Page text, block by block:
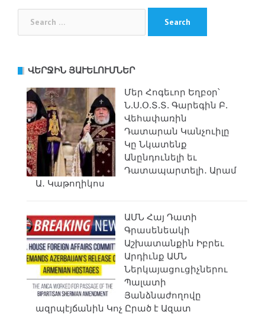
ՎԵՐՋԻՆ ՅԱՒԵԼՈՒՄՆԵՐ
Մեր Հոգեւոր Եղբօր՝
Ն.Ս.Օ.Տ.Տ. Գարեգին Բ.
Վեհափառին
Դատարան Կանչուիլը
Կը Նկատենք
Անընդունելի եւ
Դատապարտելի․ Արամ
Ա․ Կաթողիկոս
ԱՄՆ Հայ Դատի
Գրասենեակի
Աշխատանքին Իբրեւ
Արդիւնք ԱՄՆ
Ներկայացուցիչներու
Պալատի
Յանձնաժողովը
ազրպէյճանին Կոչ Ըրած է Ազատ